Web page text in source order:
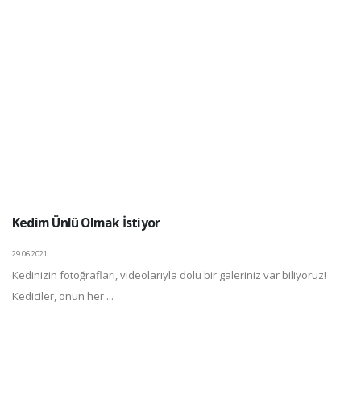
Kedim Ünlü Olmak İstiyor
29.06.2021
Kedinizin fotoğrafları, videolarıyla dolu bir galeriniz var biliyoruz!
Kediciler, onun her ...